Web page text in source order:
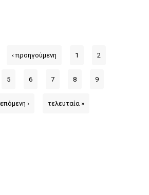
‹ προηγούμενη 1 2
5 6 7 8 9
επόμενη › τελευταία »